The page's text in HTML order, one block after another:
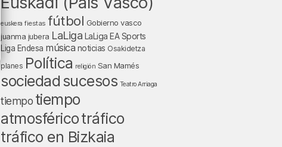
euskera fiestas fútbol Gobierno vasco
juanma jubera LaLiga LaLiga EA Sports
Liga Endesa música noticias Osakidetza
planes Política religión San Mamés
sociedad sucesos Teatro Arriaga
tiempo tiempo
atmosféricotráfico
tráfico en Bizkaia